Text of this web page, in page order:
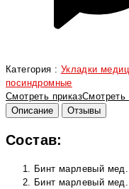
Категория : Укладки
посиндромные
Смотреть приказ
Описание
Отзывы
Состав:
Бинт марлевый
Бинт марлевый